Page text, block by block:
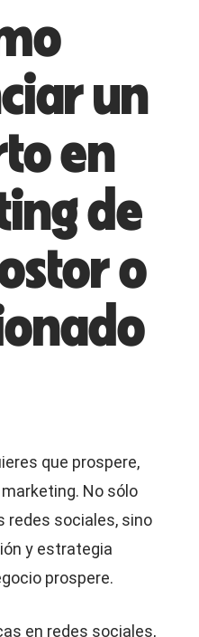
un
en
de
o
que prospere,
No sólo
redes sociales, sino
y estrategia
prospere.
en redes sociales,